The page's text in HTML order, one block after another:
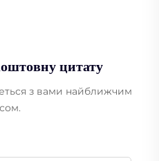
цитату
з вами найближчим